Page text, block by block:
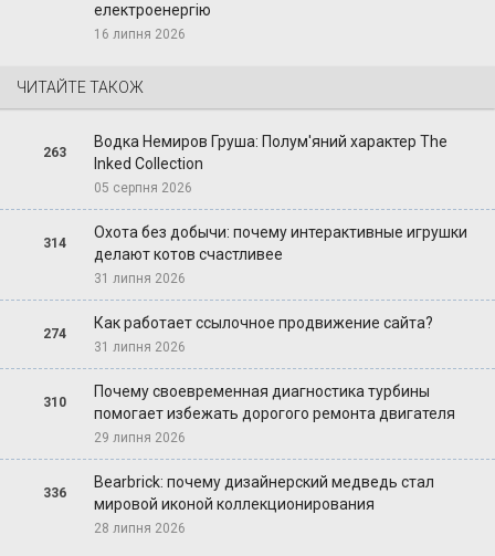
електроенергію
16 липня 2026
ЧИТАЙТЕ ТАКОЖ
263
Водка Немиров Груша: Полум'яний характер The
Inked Collection
05 серпня 2026
314
Охота без добычи: почему интерактивные игрушки
делают котов счастливее
31 липня 2026
274
Как работает ссылочное продвижение сайта?
31 липня 2026
310
Почему своевременная диагностика турбины
помогает избежать дорогого ремонта двигателя
29 липня 2026
336
Bearbrick: почему дизайнерский медведь стал
мировой иконой коллекционирования
28 липня 2026